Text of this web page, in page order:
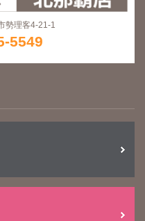
勢理客4-21-1
5549